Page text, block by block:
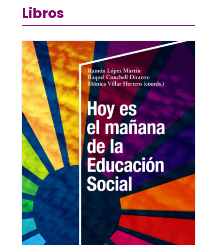
Libros